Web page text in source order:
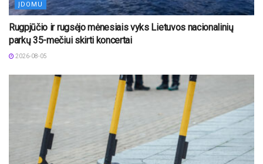
ĮDOMU
Rugpjūčio ir rugsėjo mėnesiais vyks Lietuvos nacionalinių
parkų 35-mečiui skirti koncertai
2026-08-05